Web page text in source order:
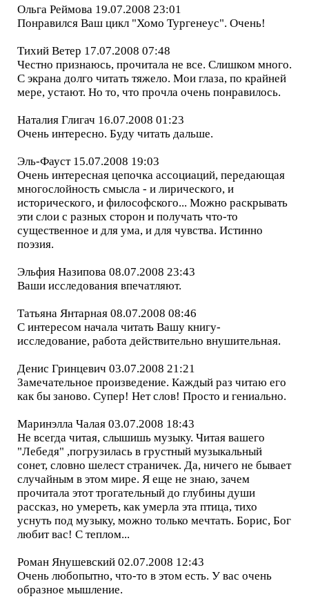
Ольга Реймова 19.07.2008 23:01
Понравился Ваш цикл "Хомо Тургенеус". Очень!
Тихий Ветер 17.07.2008 07:48
Честно признаюсь, прочитала не все. Слишком много.
С экрана долго читать тяжело. Мои глаза, по крайней
мере, устают. Но то, что прочла очень понравилось.
Наталия Глигач 16.07.2008 01:23
Очень интересно. Буду читать дальше.
Эль-Фауст 15.07.2008 19:03
Очень интересная цепочка ассоциаций, передающая
многослойность смысла - и лирического, и
исторического, и философского... Можно раскрывать
эти слои с разных сторон и получать что-то
существенное и для ума, и для чувства. Истинно
поэзия.
Эльфия Назипова 08.07.2008 23:43
Ваши исследования впечатляют.
Татьяна Янтарная 08.07.2008 08:46
С интересом начала читать Вашу книгу-
исследование, работа действительно внушительная.
Денис Гринцевич 03.07.2008 21:21
Замечательное произведение. Каждый раз читаю его
как бы заново. Супер! Нет слов! Просто и гениально.
Маринэлла Чалая 03.07.2008 18:43
Не всегда читая, слышишь музыку. Читая вашего
"Лебедя" ,погрузилась в грустный музыкальный
сонет, словно шелест страничек. Да, ничего не бывает
случайным в этом мире. Я еще не знаю, зачем
прочитала этот трогательный до глубины души
рассказ, но умереть, как умерла эта птица, тихо
уснуть под музыку, можно только мечтать. Борис, Бог
любит вас! С теплом...
Роман Янушевский 02.07.2008 12:43
Очень любопытно, что-то в этом есть. У вас очень
образное мышление.